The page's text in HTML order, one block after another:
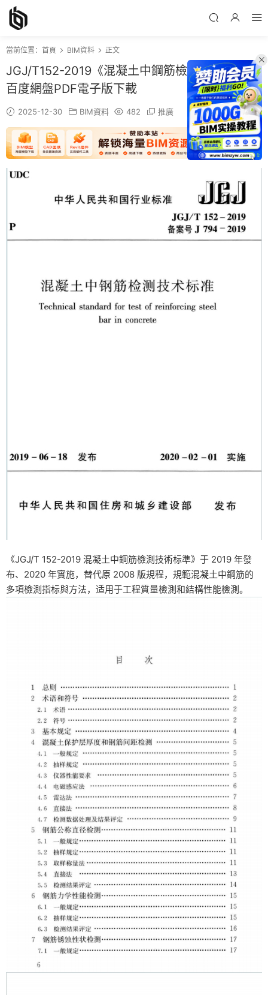
當前位置： 首頁 BIM資料 正文
JGJ/T152-2019《混凝土中鋼筋檢測技術标準》
百度網盤PDF電子版下載
2025-12-30 BIM資料 482 推廣
《JGJ/T 152-2019 混凝土中鋼筋檢測技術标準》于 2019 年發
布、2020 年實施，替代原 2008 版規程，規範混凝土中鋼筋的
多項檢測指标與方法，适用于工程質量檢測和結構性能檢測。